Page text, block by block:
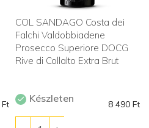
Ft
COL SANDAGO Costa dei
Falchi Valdobbiadene
Prosecco Superiore DOCG
Rive di Collalto Extra Brut
Készleten 8 490 Ft